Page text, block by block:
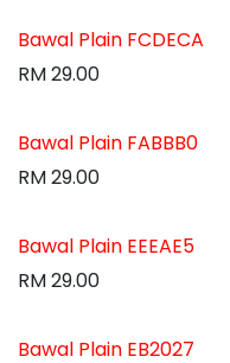
Bawal Plain FCDECA
RM29.00
Bawal Plain FABBB0
RM29.00
Bawal Plain EEEAE5
RM29.00
Bawal Plain EB2027